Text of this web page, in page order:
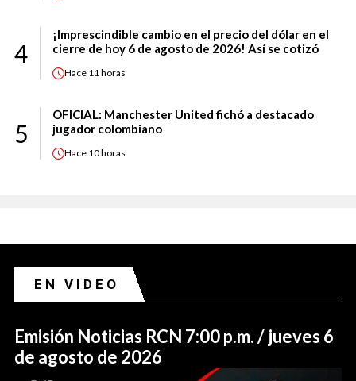
4
¡Imprescindible cambio en el precio del dólar en el
cierre de hoy 6 de agosto de 2026! Así se cotizó
Hace 11 horas
5
OFICIAL: Manchester United fichó a destacado
jugador colombiano
Hace 10 horas
EN VIDEO
Emisión Noticias RCN 7:00 p.m. / jueves 6
de agosto de 2026